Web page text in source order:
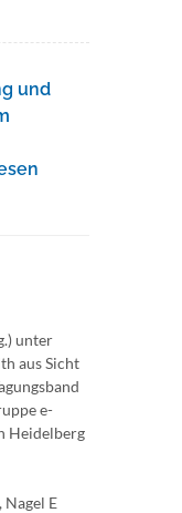
und
unter
aus Sicht
e-
Heidelberg
Nagel E